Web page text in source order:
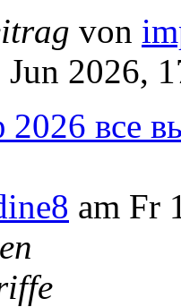
von
Jun 2026,
все
am Fr